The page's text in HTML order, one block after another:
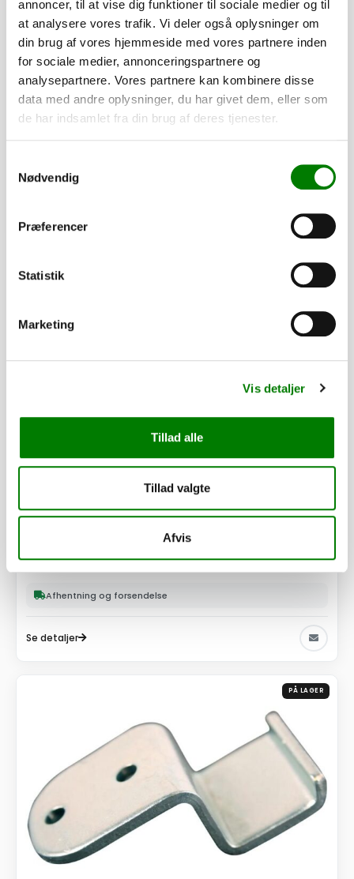
annoncer, til at vise dig funktioner til sociale medier og til
at analysere vores trafik. Vi deler også oplysninger om
din brug af vores hjemmeside med vores partnere inden
for sociale medier, annonceringspartnere og
analysepartnere. Vores partnere kan kombinere disse
data med andre oplysninger, du har givet dem, eller som
de har indsamlet fra din brug af deres tjenester.
Nødvendig
Præferencer
Statistik
Marketing
Vis detaljer
Tillad alle
Tillad valgte
Afvis
SKU: 101935
Vinkelbeslag
Afhentning og forsendelse
Se detaljer
PÅ LAGER
Hårnåle-fjedersplit - FZB - 2,0 mm
Afhentning og forsendelse
Se detaljer
PÅ LAGER